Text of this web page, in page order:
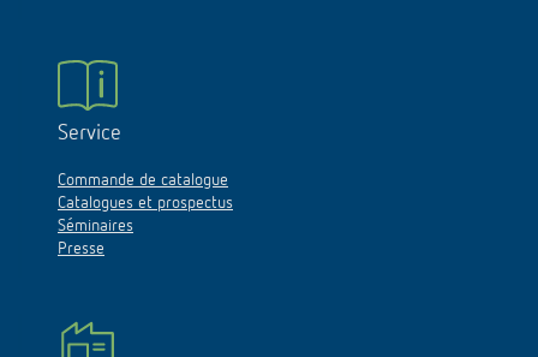
Service
Commande de catalogue
Catalogues et prospectus
Séminaires
Presse